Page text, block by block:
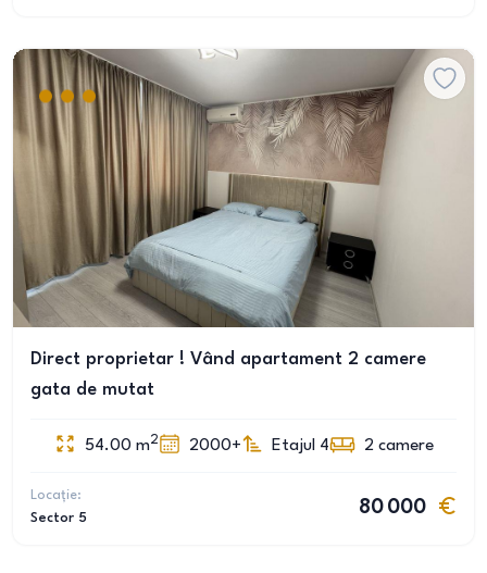
Direct proprietar ! Vând apartament 2 camere
gata de mutat
54.00 m2 2000+ Etajul 4 2 camere
Locație:
Sector 5
80 000